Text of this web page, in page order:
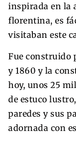
inspirada en la
florentina, es
visitaban este
Fue construido
y 1860 y la
hoy, unos 25
de estuco
paredes y sus
adornada con